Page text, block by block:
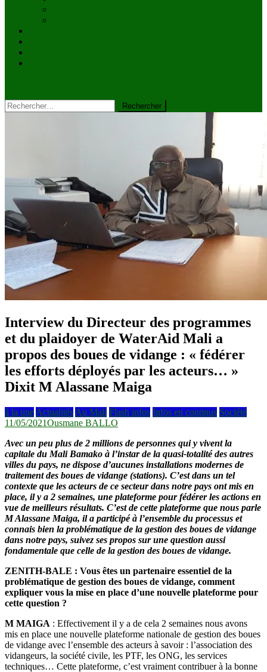
Rechercher :
Interview du Directeur des programmes
et du plaidoyer de WaterAid Mali a
propos des boues de vidange : « fédérer
les efforts déployés par les acteurs… »
Dixit M Alassane Maiga
à la une Actualités Au Mali Flash infos Infos en continus Société
11/05/2021Ousmane BALLO
Avec un peu plus de 2 millions de personnes qui y vivent la
capitale du Mali Bamako à l’instar de la quasi-totalité des autres
villes du pays, ne dispose d’aucunes installations modernes de
traitement des boues de vidange (stations). C’est dans un tel
contexte que les acteurs de ce secteur dans notre pays ont mis en
place, il y a 2 semaines, une plateforme pour fédérer les actions en
vue de meilleurs résultats. C’est de cette plateforme que nous parle
M Alassane Maiga, il a participé à l’ensemble du processus et
connais bien la problématique de la gestion des boues de vidange
dans notre pays, suivez ses propos sur une question aussi
fondamentale que celle de la gestion des boues de vidange.
ZENITH-BALE : Vous êtes un partenaire essentiel de la
problématique de gestion des boues de vidange, comment
expliquer vous la mise en place d’une nouvelle plateforme pour
cette question ?
M MAIGA : Effectivement il y a de cela 2 semaines nous avons
mis en place une nouvelle plateforme nationale de gestion des boues
de vidange avec l’ensemble des acteurs à savoir : l’association des
vidangeurs, la société civile, les PTF, les ONG, les services
techniques… Cette plateforme, c’est vraiment contribuer à la bonne